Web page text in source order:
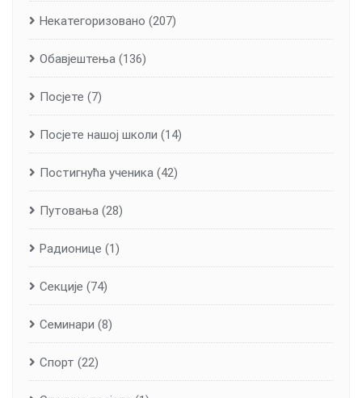
Некатегоризовано (207)
Обавјештења (136)
Посјете (7)
Посјете нашој школи (14)
Постигнућа ученика (42)
Путовања (28)
Радионице (1)
Секције (74)
Семинари (8)
Спорт (22)